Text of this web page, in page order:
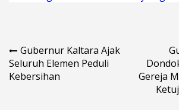
Navigasi
pos
Gubernur Kaltara Ajak
Seluruh Elemen Peduli
Kebersihan
Gereja